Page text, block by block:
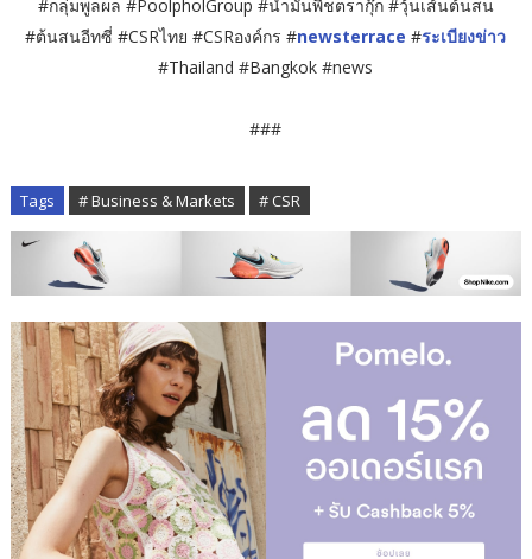
#กลุ่มพูลผล #PoolpholGroup #น้ำมันพืชตรากุ๊ก #วุ้นเส้นต้นสน
#ต้นสนอีทซี่ #CSRไทย #CSRองค์กร #newsterrace #ระเบียงข่าว
#Thailand #Bangkok #news
###
Tags # Business & Markets # CSR